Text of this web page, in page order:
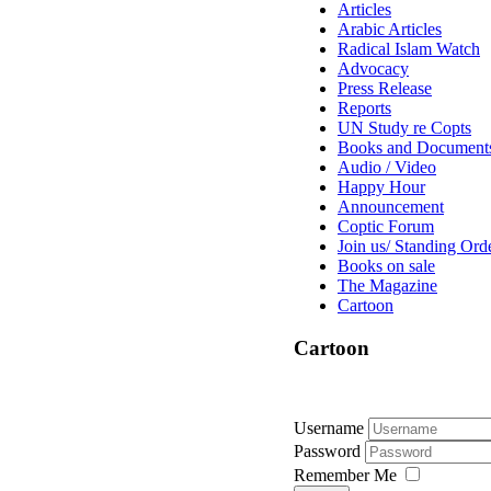
Articles
Arabic Articles
Radical Islam Watch
Advocacy
Press Release
Reports
UN Study re Copts
Books and
Audio / Video
Happy Hour
Announcement
Coptic Forum
Join us/ Standing
Books on sale
The Magazine
Cartoon
Cartoon
Username
Password
Remember Me